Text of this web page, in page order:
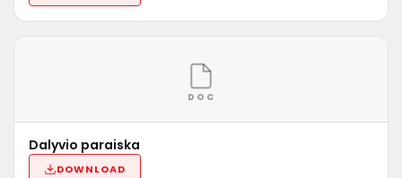
DOC
Dalyvio paraiska
DOWNLOAD